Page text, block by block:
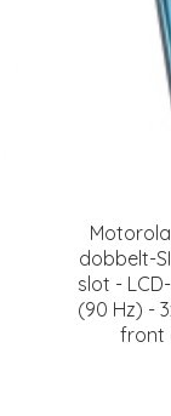
dobbelt-
slot -
(90 Hz) -
front